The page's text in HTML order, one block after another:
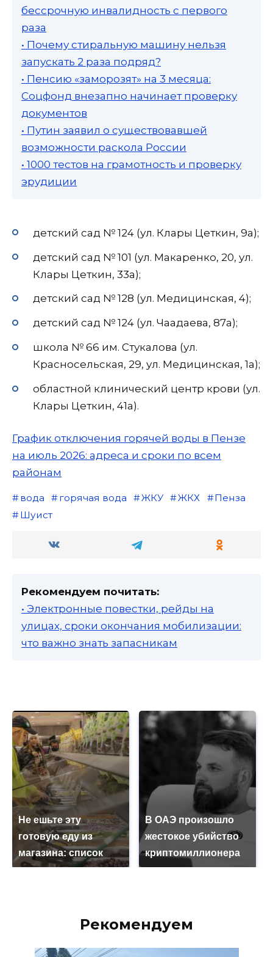
бессрочную инвалидность с первого
раза
• Почему стиральную машину нельзя
запускать 2 раза подряд?
• Пенсию «заморозят» на 3 месяца:
Соцфонд внезапно начинает проверку
документов
• Путин заявил о существовавшей
возможности раскола России
• 1000 тестов на грамотность и проверку
эрудиции
детский сад № 124 (ул. Клары Цеткин, 9а);
детский сад № 101 (ул. Макаренко, 20, ул.
Клары Цеткин, 33а);
детский сад № 128 (ул. Медицинская, 4);
детский сад № 124 (ул. Чаадаева, 87а);
школа № 66 им. Стукалова (ул.
Красносельская, 29, ул. Медицинская, 1а);
областной клинический центр крови (ул.
Клары Цеткин, 41а).
График отключения горячей воды в Пензе
на июль 2026: адреса и сроки по всем
районам
вода горячая вода ЖКУ ЖКХ
Пенза
Шуист
Рекомендуем почитать:
• Электронные повестки, рейды на
улицах, сроки окончания мобилизации:
что важно знать запасникам
Не ешьте эту
готовую еду из
магазина: список
В ОАЭ произошло
жестокое убийство
криптомиллионера
Рекомендуем